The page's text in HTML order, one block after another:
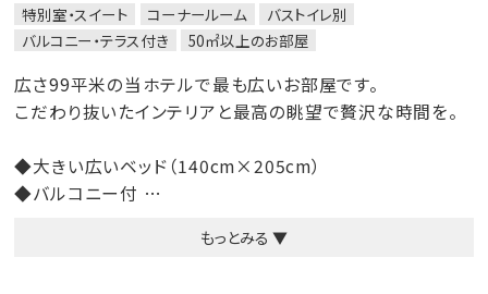
特別室・スイート
コーナールーム
バストイレ別
バルコニー・テラス付き
50㎡以上のお部屋
広さ99平米の当ホテルで最も広いお部屋です。
こだわり抜いたインテリアと最高の眺望で贅沢な時間を。
◆大きい広いベッド（140cm×205cm）
◆バルコニー付
◆自然派のシャンプー＆コンディショナー（プロハーブ）に、
もっとみる ▼